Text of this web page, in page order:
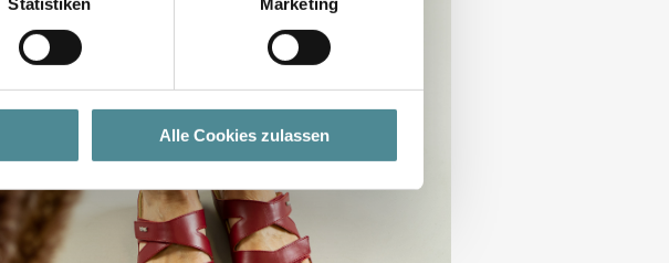
Alle Cookies zulassen